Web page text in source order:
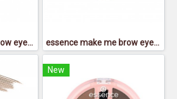
essence make me brow eyebrow gel mascara 02 essence make me brow eyebrow gel mascara 04 - เอสเซนส์เมคมีโบรว์อายโบรว์เจลมาสคาร่า04
New